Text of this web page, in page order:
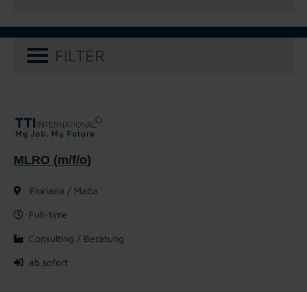
FILTER
MLRO (m/f/o)
Floriana / Malta
Full-time
Consulting / Beratung
ab sofort